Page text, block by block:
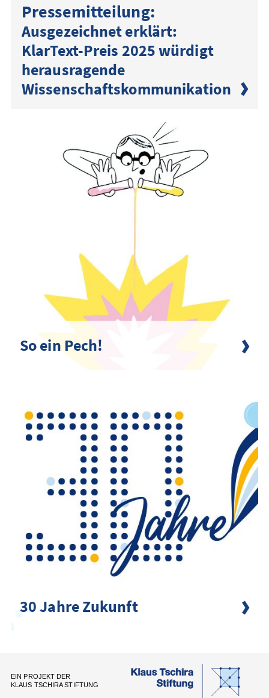
Presse­mitteilung:
Ausgezeichnet erklärt:
KlarText-Preis 2025 würdigt
herausragende
Wissenschaftskommunikation
So ein Pech!
30 Jahre Zukunft
EIN PROJEKT DER
KLAUS TSCHIRA STIFTUNG